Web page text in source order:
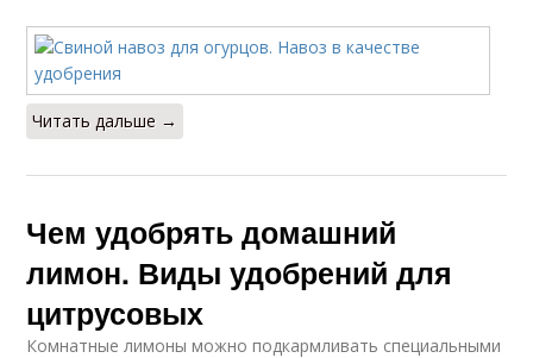
Читать дальше →
Чем удобрять домашний
лимон. Виды удобрений для
цитрусовых
Комнатные лимоны можно подкармливать специальными